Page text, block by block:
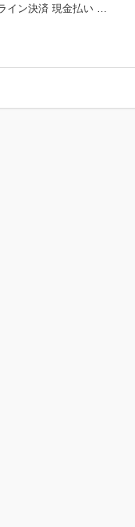
イン決済 現金払い …